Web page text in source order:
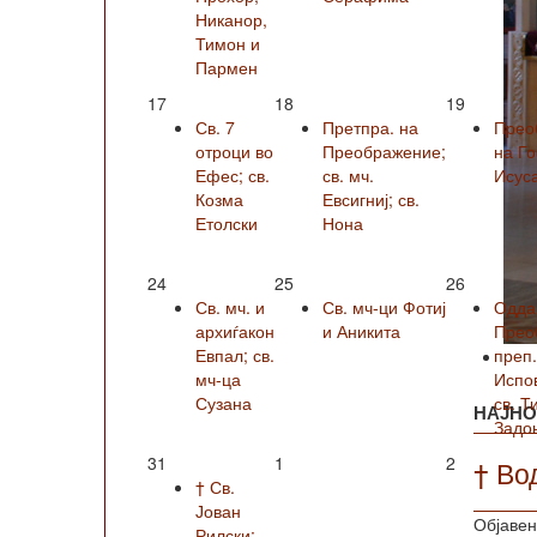
†
Никанор,
Тимон и
Пармен
17
Св. 7
отроци во
Ефес; св.
Козма
Етолски
18
Претпра. на
Преображение;
св. мч.
Евсигниј; св.
Нона
19
на
24
Св. мч. и
архиѓакон
Евпал; св.
мч-ца
Сузана
25
Св. мч-ци Фотиј
и Аникита
26
св.
31
† Св.
Јован
1 2